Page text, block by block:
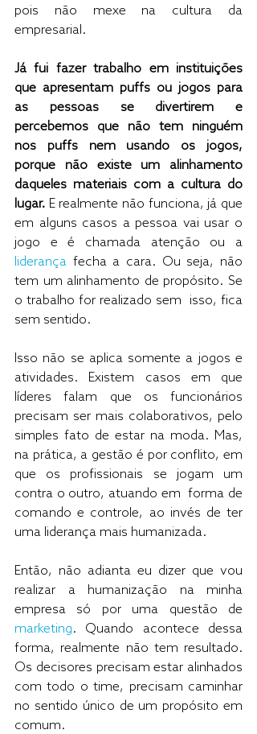
pois não mexe na cultura da
empresarial.
Já fui fazer trabalho em instituições
que apresentam puffs ou jogos para
as pessoas se divertirem e
percebemos que não tem ninguém
nos puffs nem usando os jogos,
porque não existe um alinhamento
daqueles materiais com a cultura do
lugar. E realmente não funciona, já que
em alguns casos a pessoa vai usar o
liderança fecha a cara. Ou seja, não
tem um alinhamento de propósito. Se
o trabalho for realizado sem  isso, fica
sem sentido.
Isso não se aplica somente a jogos e
atividades. Existem casos em que
líderes falam que os funcionários
precisam ser mais colaborativos, pelo
simples fato de estar na moda. Mas,
na prática, a gestão é por conflito, em
que os profissionais se jogam um
contra o outro, atuando em  forma de
comando e controle, ao invés de ter
uma liderança mais humanizada.
Então, não adianta eu dizer que vou
realizar a humanização na minha
marketing. Quando acontece dessa
forma, realmente não tem resultado.
Os decisores precisam estar alinhados
com todo o time, precisam caminhar
no sentido único de um propósito em
comum.